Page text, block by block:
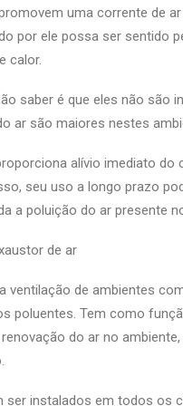
uma corrente de
por ele possa ser sentido
calor.
saber é que eles não são
ar são maiores nestes
alívio imediato
seu uso a longo prazo
a poluição do ar presente
de ar
ventilação de ambientes
poluentes. Tem como
do ar no
ser instalados em todos os